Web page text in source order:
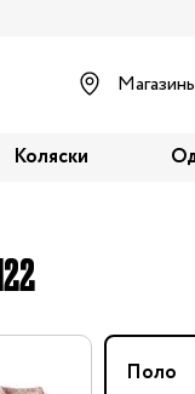
Коляски
Поло